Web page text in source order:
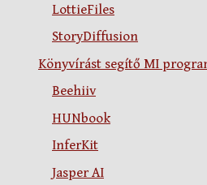
LottieFiles
StoryDiffusion
Könyvírást segítő MI
Beehiiv
HUNbook
InferKit
Jasper AI